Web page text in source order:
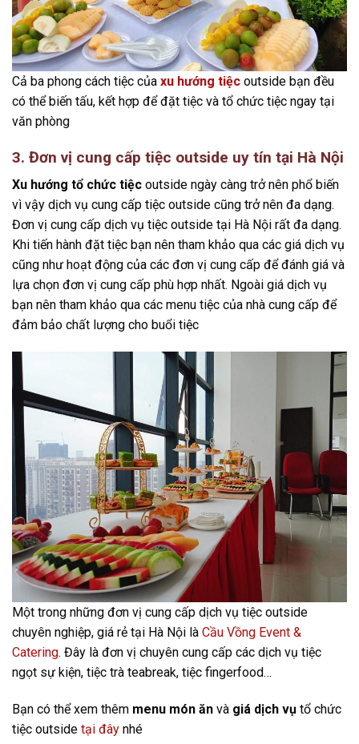
Cả ba phong cách tiệc của xu hướng tiệc outside bạn đều
có thể biến tấu, kết hợp để đặt tiệc và tổ chức tiệc ngay tại
văn phòng
3. Đơn vị cung cấp tiệc outside uy tín tại Hà Nội
Xu hướng tổ chức tiệc outside ngày càng trở nên phổ biến
vì vậy dịch vụ cung cấp tiệc outside cũng trở nên đa dạng.
Đơn vị cung cấp dịch vụ tiệc outside tại Hà Nội rất đa dạng.
Khi tiến hành đặt tiệc bạn nên tham khảo qua các giá dịch vụ
cũng như hoạt động của các đơn vị cung cấp để đánh giá và
lựa chọn đơn vị cung cấp phù hợp nhất. Ngoài giá dịch vụ
bạn nên tham khảo qua các menu tiệc của nhà cung cấp để
đảm bảo chất lượng cho buổi tiệc
Một trong những đơn vị cung cấp dịch vụ tiệc outside
chuyên nghiệp, giá rẻ tại Hà Nội là Cầu Vồng Event &
Catering. Đây là đơn vị chuyên cung cấp các dịch vụ tiệc
ngọt sự kiện, tiệc trà teabreak, tiệc fingerfood…
Bạn có thể xem thêm menu món ăn và giá dịch vụ tổ chức
tiệc outside tại đây nhé